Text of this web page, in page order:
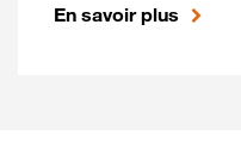
En savoir plus